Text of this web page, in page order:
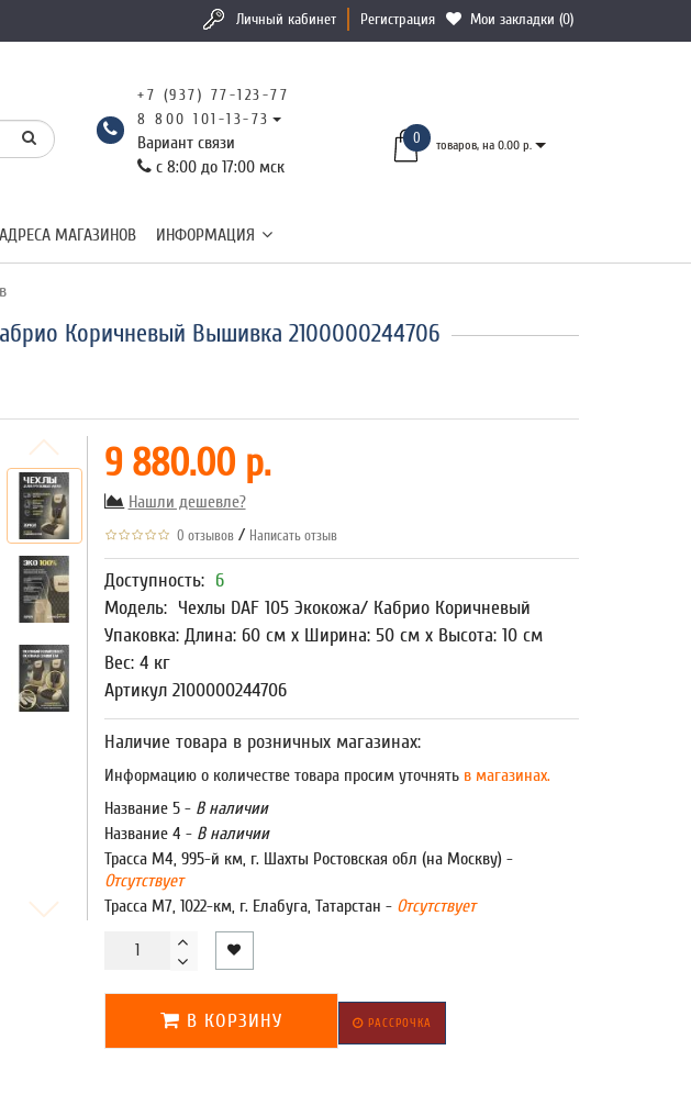
Личный кабинет Регистрация Мои закладки (0)
+7 (937) 77-123-77
8 800 101-13-73
Вариант связи
с 8:00 до 17:00 мск
0 товаров, на 0.00 р.
АДРЕСА МАГАЗИНОВ ИНФОРМАЦИЯ
Коричневый Вышивка 2100000244706
9 880.00 р.
Нашли дешевле?
0 отзывов / Написать отзыв
Доступность: 6
Модель: Чехлы DAF 105 Экокожа/ Кабрио Коричневый
Упаковка: Длина: 60 см x Ширина: 50 см x Высота: 10 см
Вес: 4 кг
Артикул 2100000244706
Наличие товара в розничных магазинах:
Информацию о количестве товара просим уточнятьв магазинах.
Название 5 - В наличии
Название 4 - В наличии
Трасса М4, 995-й км, г. Шахты Ростовская обл (на Москву) -
Отсутствует
Трасса М7, 1022-км, г. Елабуга, Татарстан - Отсутствует
В КОРЗИНУ РАССРОЧКА